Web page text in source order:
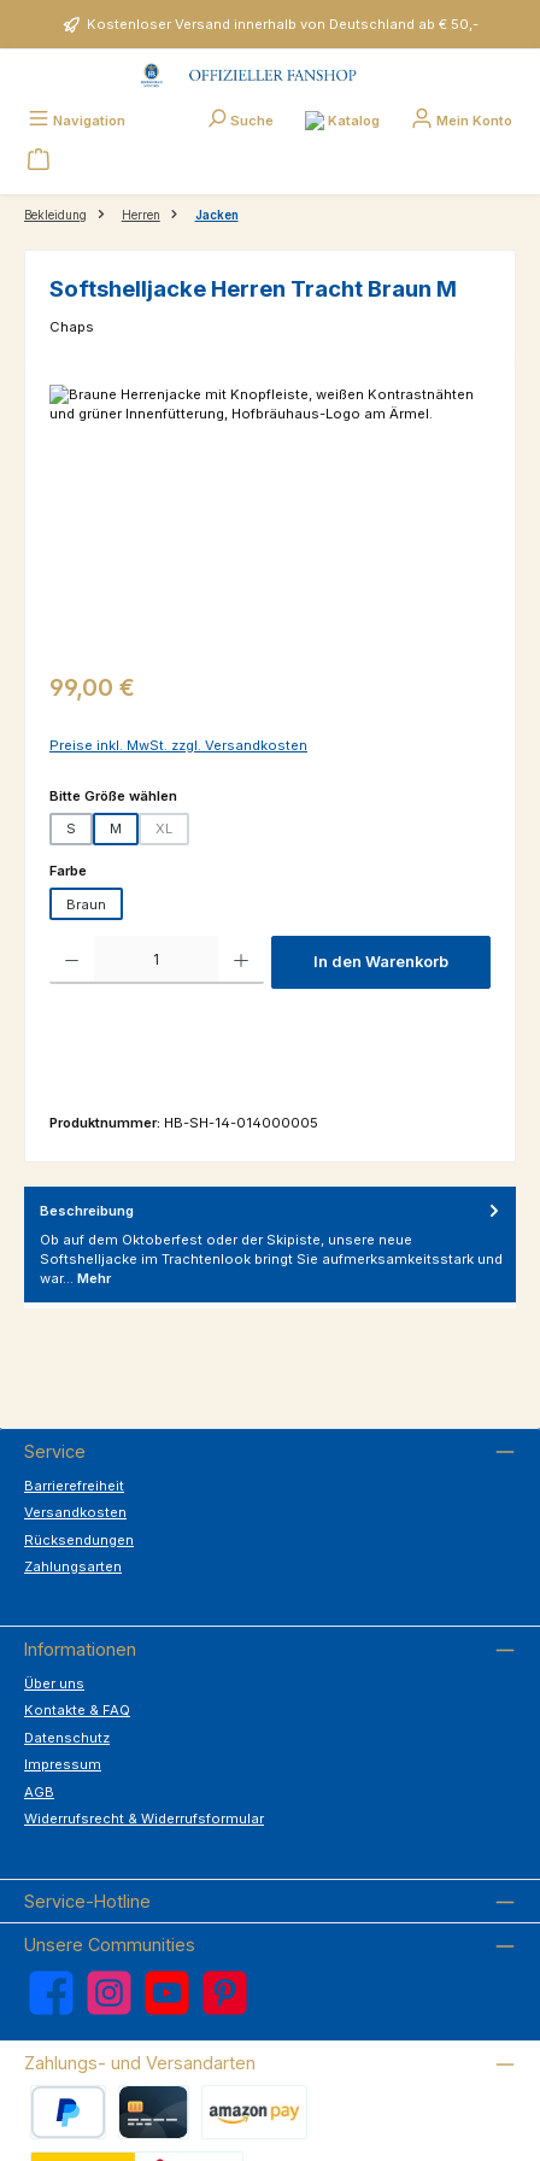
Zum Hauptinhalt springenKostenloser Versand innerhalb von Deutschland ab € 50,-
Navigation Suche Katalog Mein Konto
Bekleidung Herren Jacken
Softshelljacke Herren Tracht Braun M
Chaps
Bildergalerie überspringen
Regulärer Preis:
99,00 €
Preise inkl. MwSt. zzgl. Versandkosten
Bitte Größe wählenauswählen
S M XL
Farbeauswählen
Braun
In den Warenkorb
Produktnummer: HB-SH-14-014000005
Beschreibung
Ob auf dem Oktoberfest oder der Skipiste, unsere neue
Softshelljacke im Trachtenlook bringt Sie aufmerksamkeitsstark und
war… Mehr
Service
Barrierefreiheit
Versandkosten
Rücksendungen
Zahlungsarten
Informationen
Über uns
Kontakte & FAQ
Datenschutz
Impressum
AGB
Widerrufsrecht & Widerrufsformular
Service-Hotline
Unsere Communities
Facebook Instagram YouTube Pinterest
Zahlungs- und Versandarten